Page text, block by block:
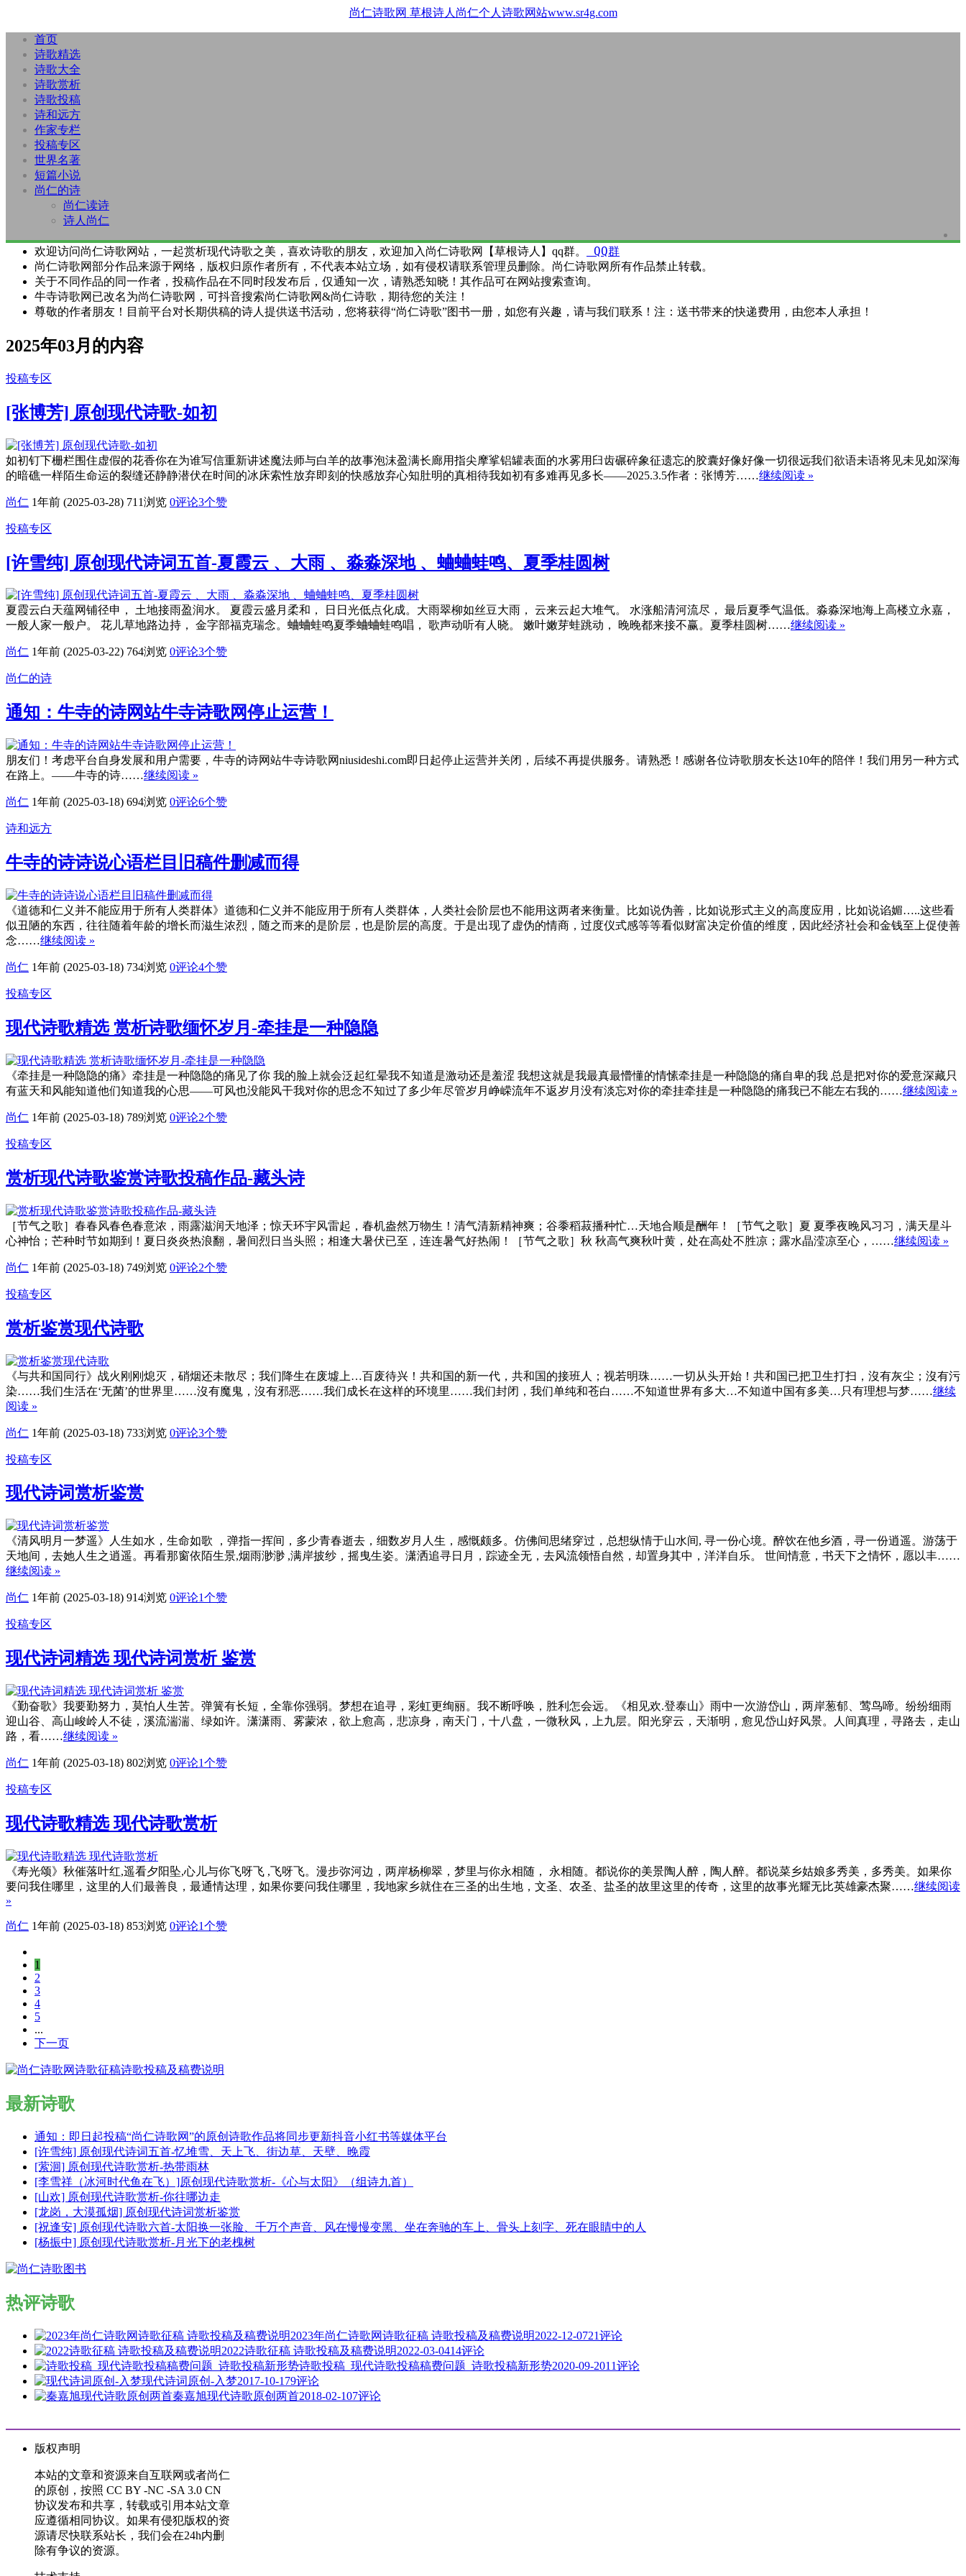
尚仁诗歌网 草根诗人尚仁个人诗歌网站www.sr4g.com
首页
诗歌精选
诗歌大全
诗歌赏析
诗歌投稿
诗和远方
作家专栏
投稿专区
世界名著
短篇小说
尚仁的诗
尚仁读诗
诗人尚仁
欢迎访问尚仁诗歌网站，一起赏析现代诗歌之美，喜欢诗歌的朋友，欢迎加入尚仁诗歌网【草根诗人】qq群。 QQ群
尚仁诗歌网部分作品来源于网络，版权归原作者所有，不代表本站立场，如有侵权请联系管理员删除。尚仁诗歌网所有作品禁止转载。
关于不同作品的同一作者，投稿作品在不同时段发布后，仅通知一次，请熟悉知晓！其作品可在网站搜索查询。
牛寺诗歌网已改名为尚仁诗歌网，可抖音搜索尚仁诗歌网&尚仁诗歌，期待您的关注！
尊敬的作者朋友！目前平台对长期供稿的诗人提供送书活动，您将获得“尚仁诗歌”图书一册，如您有兴趣，请与我们联系！注：送书带来的快递费用，由您本人承担！
2025年03月的内容
投稿专区
[张博芳] 原创现代诗歌-如初
如初钉下栅栏围住虚假的花香你在为谁写信重新讲述魔法师与白羊的故事泡沫盈满长廊用指尖摩挲铝罐表面的水雾用臼齿碾碎象征遗忘的胶囊好像好像一切很远我们欲语未语将见未见如深海
的暗礁一样陌生命运的裂缝还静静潜伏在时间的冰床索性放弃即刻的快感放弃心知肚明的真相待我如初有多难再见多长——2025.3.5作者：张博芳……继续阅读 »
尚仁 1年前 (2025-03-28) 711浏览 0评论3个赞
投稿专区
[许雪纯] 原创现代诗词五首-夏霞云 、大雨 、淼淼深地 、蛐蛐蛙鸣、夏季桂圆树
夏霞云白天蕴网铺径申， 土地接雨盈润水。 夏霞云盛月柔和， 日日光低点化成。大雨翠柳如丝豆大雨， 云来云起大堆气。 水涨船清河流尽， 最后夏季气温低。淼淼深地海上高楼立永嘉，
一般人家一般户。 花儿草地路边持， 金字部福克瑞念。蛐蛐蛙鸣夏季蛐蛐蛙鸣唱， 歌声动听有人晓。 嫩叶嫩芽蛙跳动， 晚晚都来接不赢。夏季桂圆树……继续阅读 »
尚仁 1年前 (2025-03-22) 764浏览 0评论3个赞
尚仁的诗
通知：牛寺的诗网站牛寺诗歌网停止运营！
朋友们！考虑平台自身发展和用户需要，牛寺的诗网站牛寺诗歌网niusideshi.com即日起停止运营并关闭，后续不再提供服务。请熟悉！感谢各位诗歌朋友长达10年的陪伴！我们用另一种方式
在路上。——牛寺的诗……继续阅读 »
尚仁 1年前 (2025-03-18) 694浏览 0评论6个赞
诗和远方
牛寺的诗诗说心语栏目旧稿件删减而得
《道德和仁义并不能应用于所有人类群体》道德和仁义并不能应用于所有人类群体，人类社会阶层也不能用这两者来衡量。比如说伪善，比如说形式主义的高度应用，比如说谄媚…..这些看
似丑陋的东西，往往随着年龄的增长而滋生浓烈，随之而来的是阶层，也是阶层的高度。于是出现了虚伪的情商，过度仪式感等等看似财富决定价值的维度，因此经济社会和金钱至上促使善
念……继续阅读 »
尚仁 1年前 (2025-03-18) 734浏览 0评论4个赞
投稿专区
现代诗歌精选 赏析诗歌缅怀岁月-牵挂是一种隐隐
《牵挂是一种隐隐的痛》牵挂是一种隐隐的痛见了你 我的脸上就会泛起红晕我不知道是激动还是羞涩 我想这就是我最真最懵懂的情愫牵挂是一种隐隐的痛自卑的我 总是把对你的爱意深藏只
有蓝天和风能知道他们知道我的心思——可风也没能风干我对你的思念不知过了多少年尽管岁月峥嵘流年不返岁月没有淡忘对你的牵挂牵挂是一种隐隐的痛我已不能左右我的……继续阅读 »
尚仁 1年前 (2025-03-18) 789浏览 0评论2个赞
投稿专区
赏析现代诗歌鉴赏诗歌投稿作品-藏头诗
［节气之歌］春春风春色春意浓，雨露滋润天地泽；惊天环宇风雷起，春机盎然万物生！清气清新精神爽；谷黍稻菽播种忙…天地合顺是酬年！［节气之歌］夏 夏季夜晚风习习，满天星斗
心神怡；芒种时节如期到！夏日炎炎热浪翻，暑间烈日当头照；相逢大暑伏已至，连连暑气好热闹！［节气之歌］秋 秋高气爽秋叶黄，处在高处不胜凉；露水晶滢凉至心，……继续阅读 »
尚仁 1年前 (2025-03-18) 749浏览 0评论2个赞
投稿专区
赏析鉴赏现代诗歌
《与共和国同行》战火刚刚熄灭，硝烟还未散尽；我们降生在废墟上…百废待兴！共和国的新一代，共和国的接班人；视若明珠……一切从头开始！共和国已把卫生打扫，沒有灰尘；沒有污
染……我们生活在‘无菌’的世界里……沒有魔鬼，沒有邪恶……我们成长在这样的环境里……我们封闭，我们单纯和苍白……不知道世界有多大…不知道中国有多美…只有理想与梦……继续
阅读 »
尚仁 1年前 (2025-03-18) 733浏览 0评论3个赞
投稿专区
现代诗词赏析鉴赏
《清风明月一梦遥》人生如水，生命如歌 ，弹指一挥间，多少青春逝去，细数岁月人生，感慨颇多。仿佛间思绪穿过，总想纵情于山水间, 寻一份心境。醉饮在他乡酒，寻一份逍遥。游荡于
天地间，去她人生之逍遥。再看那窗依陌生景,烟雨渺渺 ,满岸披纱，摇曳生姿。潇洒追寻日月，踪迹全无，去风流领悟自然，却置身其中，洋洋自乐。 世间情意，书天下之情怀，愿以丰……
继续阅读 »
尚仁 1年前 (2025-03-18) 914浏览 0评论1个赞
投稿专区
现代诗词精选 现代诗词赏析 鉴赏
《勤奋歌》我要勤努力，莫怕人生苦。弹簧有长短，全靠你强弱。梦想在追寻，彩虹更绚丽。我不断呼唤，胜利怎会远。《相见欢.登泰山》雨中一次游岱山，两岸葱郁、莺鸟啼。纷纷细雨
迎山谷、高山峻岭人不徒，溪流湍湍、绿如许。潇潇雨、雾蒙浓，欲上愈高，悲凉身，南天门，十八盘，一微秋风，上九层。阳光穿云，天渐明，愈见岱山好风景。人间真理，寻路去，走山
路，看……继续阅读 »
尚仁 1年前 (2025-03-18) 802浏览 0评论1个赞
投稿专区
现代诗歌精选 现代诗歌赏析
《寿光颂》秋催落叶红,遥看夕阳坠,心儿与你飞呀飞 ,飞呀飞。漫步弥河边，两岸杨柳翠，梦里与你永相随， 永相随。都说你的美景陶人醉，陶人醉。都说菜乡姑娘多秀美，多秀美。如果你
要问我住哪里，这里的人们最善良，最通情达理，如果你要问我住哪里，我地家乡就住在三圣的出生地，文圣、农圣、盐圣的故里这里的传奇，这里的故事光耀无比英雄豪杰聚……继续阅读
»
尚仁 1年前 (2025-03-18) 853浏览 0评论1个赞
1
2
3
4
5
...
下一页
最新诗歌
通知：即日起投稿“尚仁诗歌网”的原创诗歌作品将同步更新抖音小红书等媒体平台
[许雪纯] 原创现代诗词五首-忆堆雪、天上飞、街边草、天壁、晚霞
[萦洄] 原创现代诗歌赏析-热带雨林
[李雪祥（冰河时代鱼在飞）]原创现代诗歌赏析-《心与太阳》（组诗九首）
[山欢] 原创现代诗歌赏析-你往哪边走
[龙岗，大漠孤烟] 原创现代诗词赏析鉴赏
[祝逢安] 原创现代诗歌六首-太阳换一张脸、千万个声音、风在慢慢变黑、坐在奔驰的车上、骨头上刻字、死在眼睛中的人
[杨振中] 原创现代诗歌赏析-月光下的老槐树
热评诗歌
2023年尚仁诗歌网诗歌征稿 诗歌投稿及稿费说明2022-12-0721评论
2022诗歌征稿 诗歌投稿及稿费说明2022-03-0414评论
诗歌投稿_现代诗歌投稿稿费问题_诗歌投稿新形势2020-09-2011评论
现代诗词原创-入梦2017-10-179评论
秦嘉旭现代诗歌原创两首2018-02-107评论
版权声明
本站的文章和资源来自互联网或者尚仁
的原创，按照 CC BY -NC -SA 3.0 CN
协议发布和共享，转载或引用本站文章
应遵循相同协议。如果有侵犯版权的资
源请尽快联系站长，我们会在24h内删
除有争议的资源。